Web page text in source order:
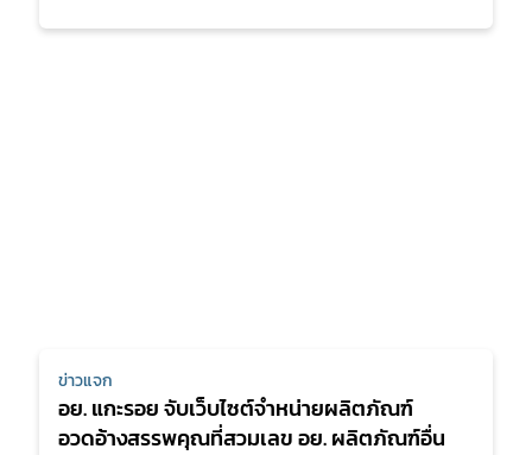
ข่าวแจก
อย. แกะรอย จับเว็บไซต์จำหน่ายผลิตภัณฑ์
อวดอ้างสรรพคุณที่สวมเลข อย. ผลิตภัณฑ์อื่น